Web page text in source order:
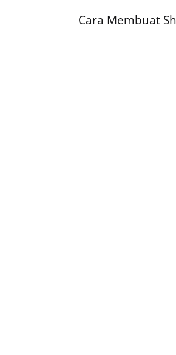
Cara Membuat